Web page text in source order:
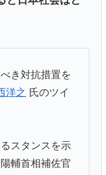
き対抗措置を
洋之 氏のツイ
スタンスを示
輔首相補佐官